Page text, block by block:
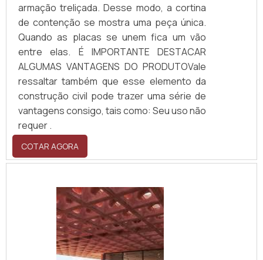
armação treliçada. Desse modo, a cortina
de contenção se mostra uma peça única.
Quando as placas se unem fica um vão
entre elas. É IMPORTANTE DESTACAR
ALGUMAS VANTAGENS DO PRODUTOVale
ressaltar também que esse elemento da
construção civil pode trazer uma série de
vantagens consigo, tais como: Seu uso não
requer .
COTAR AGORA